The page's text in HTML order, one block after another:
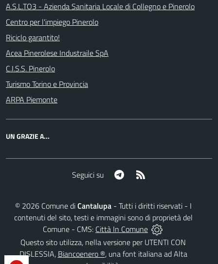
A.S.L.TO3 - Azienda Sanitaria Locale di Collegno e Pinerolo
Centro per l'impiego Pinerolo
Riciclo garantito!
Acea Pinerolese Industraile SpA
C.I.S.S. Pinerolo
Turismo Torino e Provincia
ARPA Piemonte
UN GRAZIE A...
Seguici su Telegram
© 2026Comune diCantalupa- Tutti i diritti riservati - I
contenuti del sito, testi e immagini sono di proprietà del
Comune - CMS: Città In Comune
Questo sito utilizza, nella versione per UTENTI CON
DISLESSIA, Biancoenero ®, una font italiana ad Alta